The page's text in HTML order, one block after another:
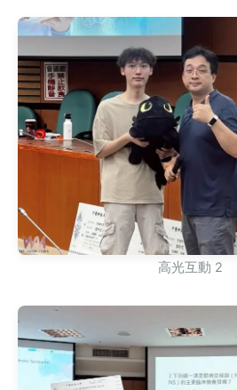
高光互動 2